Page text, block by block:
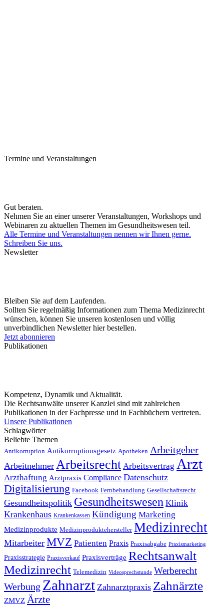
Termine und Veranstaltungen
Gut beraten.
Nehmen Sie an einer unserer Veranstaltungen, Workshops und
Webinaren zu aktuellen Themen im Gesundheitswesen teil.
Alle Termine und Veranstaltungen nennen wir Ihnen gerne.
Schreiben Sie uns.
Newsletter
Bleiben Sie auf dem Laufenden.
Sollten Sie regelmäßig Informationen zum Thema Medizinrecht
wünschen, können Sie unseren kostenlosen und völlig
unverbindlichen Newsletter hier bestellen.
Jetzt abonnieren
Publikationen
Kompetenz, Dynamik und Aktualität.
Die Rechtsanwälte unserer Kanzlei sind mit zahlreichen
Publikationen in der Fachpresse und in Fachbüchern vertreten.
Unsere Publikationen
Schlagwörter
Beliebte Themen
Antikorruption Antikorruptionsgesetz Apotheken Arbeitgeber
Arbeitnehmer Arbeitsrecht Arbeitsvertrag Arzt
Arzthaftung Arztpraxis Compliance Datenschutz
Digitalisierung Facebook Fernbehandlung Gesellschaftsrecht
Gesundheitspolitik Gesundheitswesen Klinik
Krankenhaus Krankenkassen Kündigung Marketing
Medizinprodukte Medizinproduktehersteller Medizinrecht
Mitarbeiter MVZ Patienten Praxis Praxisabgabe Praxismarketing
Praxisstrategie Praxisverkauf Praxisverträge Rechtsanwalt
Medizinrecht Telemedizin Videosprechstunde Werberecht
Werbung Zahnarzt Zahnarztpraxis Zahnärzte
ZMVZ Ärzte